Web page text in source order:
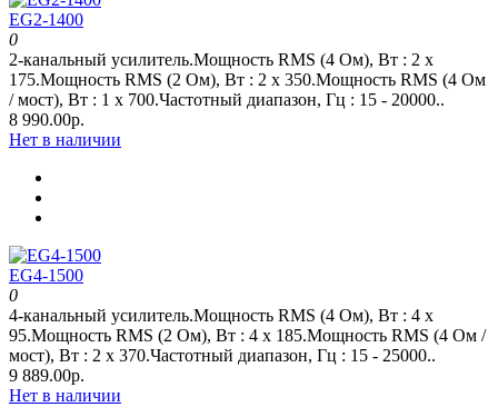
EG2-1400
0
2-канальный усилитель.Мощность RMS (4 Ом), Вт : 2 x
175.Мощность RMS (2 Ом), Вт : 2 x 350.Мощность RMS (4 Ом
/ мост), Вт : 1 x 700.Частотный диапазон, Гц : 15 - 20000..
8 990.00р.
Нет в наличии
EG4-1500
0
4-канальный усилитель.Мощность RMS (4 Ом), Вт : 4 x
95.Мощность RMS (2 Ом), Вт : 4 x 185.Мощность RMS (4 Ом /
мост), Вт : 2 x 370.Частотный диапазон, Гц : 15 - 25000..
9 889.00р.
Нет в наличии